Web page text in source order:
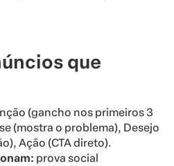
que
(gancho nos primeiros 3
(mostra o problema), Desejo
Ação (CTA direto).
prova social